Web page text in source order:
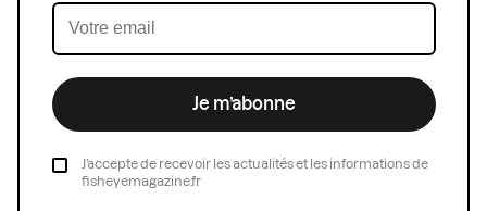
Je m’abonne
J’accepte de recevoir les actualités et les informations de
fisheyemagazine.fr